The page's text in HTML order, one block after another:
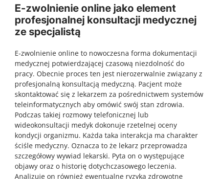
E-zwolnienie online jako element
profesjonalnej konsultacji medycznej
ze specjalistą
E-zwolnienie online to nowoczesna forma dokumentacji
medycznej potwierdzającej czasową niezdolność do
pracy. Obecnie proces ten jest nierozerwalnie związany z
profesjonalną konsultacją medyczną. Pacjent może
skontaktować się z lekarzem za pośrednictwem systemów
teleinformatycznych aby omówić swój stan zdrowia.
Podczas takiej rozmowy telefonicznej lub
wideokonsultacji medyk dokonuje rzetelnej oceny
kondycji organizmu. Każda taka interakcja ma charakter
ściśle medyczny. Oznacza to że lekarz przeprowadza
szczegółowy wywiad lekarski. Pyta on o występujące
objawy oraz o historię dotychczasowego leczenia.
Analizuje on również ewentualne ryzyka zdrowotne